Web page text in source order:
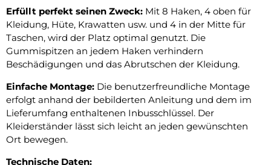
Erfüllt perfekt seinen Zweck: Mit 8 Haken, 4 oben für
Kleidung, Hüte, Krawatten usw. und 4 in der Mitte für
Taschen, wird der Platz optimal genutzt. Die
Gummispitzen an jedem Haken verhindern
Beschädigungen und das Abrutschen der Kleidung.
Einfache Montage: Die benutzerfreundliche Montage
erfolgt anhand der bebilderten Anleitung und dem im
Lieferumfang enthaltenen Inbusschlüssel. Der
Kleiderständer lässt sich leicht an jeden gewünschten
Ort bewegen.
Technische Daten: